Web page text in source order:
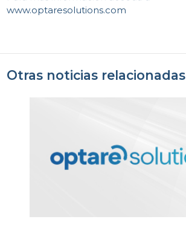
www.optaresolutions.com
Otras noticias relacionadas